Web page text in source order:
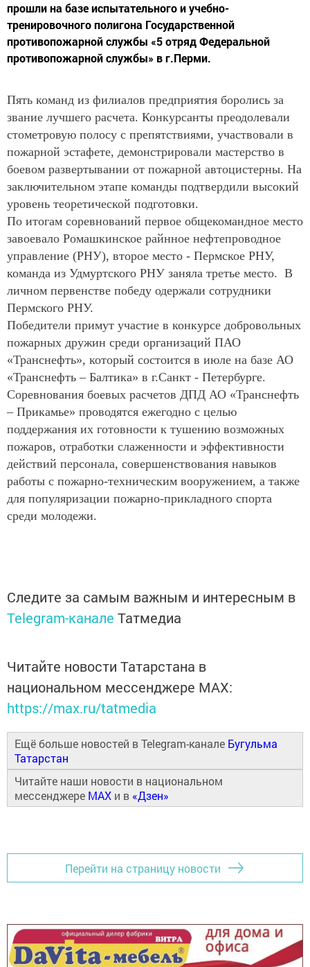
прошли на базе испытательного и учебно-
тренировочного полигона Государственной
противопожарной службы «5 отряд Федеральной
противопожарной службы» в г.Перми.
Пять команд из филиалов предприятия боролись за
звание лучшего расчета. Конкурсанты преодолевали
стометровую полосу с препятствиями, участвовали в
пожарной эстафете, демонстрировали мастерство в
боевом развертывании от пожарной автоцистерны. На
заключительном этапе команды подтвердили высокий
уровень теоретической подготовки.
По итогам соревнований первое общекомандное место
завоевало Ромашкинское райнное нефтепроводное
управление (РНУ), второе место - Пермское РНУ,
команда из Удмуртского РНУ заняла третье место. В
личном первенстве победу одержали сотрудники
Пермского РНУ.
Победители примут участие в конкурсе добровольных
пожарных дружин среди организаций ПАО
«Транснефть», который состоится в июле на базе АО
«Транснефть – Балтика» в г.Санкт - Петербурге.
Соревнования боевых расчетов ДПД АО «Транснефть
– Прикамье» проводятся ежегодно с целью
поддержания их готовности к тушению возможных
пожаров, отработки слаженности и эффективности
действий персонала, совершенствования навыков
работы с пожарно-техническим вооружением, а также
для популяризации пожарно-прикладного спорта
среди молодежи.
Следите за самым важным и интересным в
Telegram-канале Татмедиа
Читайте новости Татарстана в
национальном мессенджере MАХ:
https://max.ru/tatmedia
Ещё больше новостей в Telegram-канале Бугульма
Татарстан
Читайте наши новости в национальном
мессенджере MAX и в «Дзен»
Перейти на страницу новости